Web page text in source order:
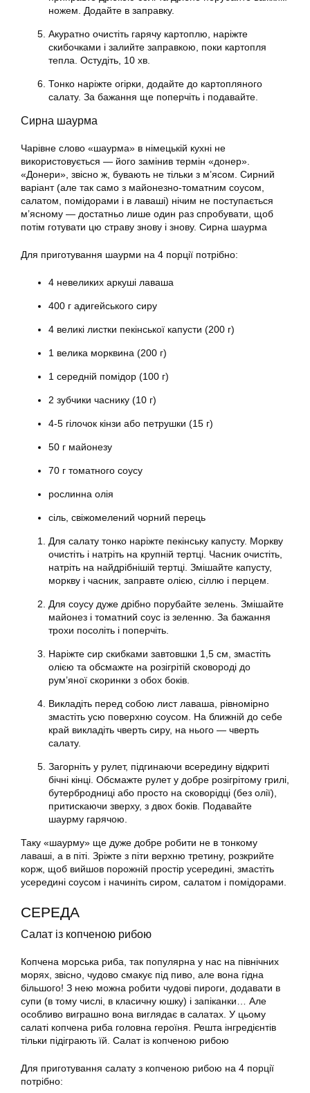
ножем. Додайте в заправку.
Акуратно очистіть гарячу картоплю, наріжте
скибочками і залийте заправкою, поки картопля
тепла. Остудіть, 10 хв.
Тонко наріжте огірки, додайте до картопляного
салату. За бажання ще поперчіть і подавайте.
Сирна шаурма
Чарівне слово «шаурма» в німецькій кухні не
використовується — його замінив термін «донер».
«Донери», звісно ж, бувають не тільки з м’ясом. Сирний
варіант (але так само з майонезно-томатним соусом,
салатом, помідорами і в лаваші) нічим не поступається
м’ясному — достатньо лише один раз спробувати, щоб
потім готувати цю страву знову і знову. Сирна шаурма
Для приготування шаурми на 4 порції потрібно:
4 невеликих аркуші лаваша
400 г адигейського сиру
4 великі листки пекінської капусти (200 г)
1 велика морквина (200 г)
1 середній помідор (100 г)
2 зубчики часнику (10 г)
4-5 гілочок кінзи або петрушки (15 г)
50 г майонезу
70 г томатного соусу
рослинна олія
сіль, свіжомелений чорний перець
Для салату тонко наріжте пекінську капусту. Моркву
очистіть і натріть на крупній тертці. Часник очистіть,
натріть на найдрібнішій тертці. Змішайте капусту,
моркву і часник, заправте олією, сіллю і перцем.
Для соусу дуже дрібно порубайте зелень. Змішайте
майонез і томатний соус із зеленню. За бажання
трохи посоліть і поперчіть.
Наріжте сир скибками завтовшки 1,5 см, змастіть
олією та обсмажте на розігрітій сковороді до
рум’яної скоринки з обох боків.
Викладіть перед собою лист лаваша, рівномірно
змастіть усю поверхню соусом. На ближній до себе
край викладіть чверть сиру, на нього — чверть
салату.
Загорніть у рулет, підгинаючи всередину відкриті
бічні кінці. Обсмажте рулет у добре розігрітому грилі,
бутербродниці або просто на сковорідці (без олії),
притискаючи зверху, з двох боків. Подавайте
шаурму гарячою.
Таку «шаурму» ще дуже добре робити не в тонкому
лаваші, а в піті. Зріжте з піти верхню третину, розкрийте
корж, щоб вийшов порожній простір усередині, змастіть
усередині соусом і начиніть сиром, салатом і помідорами.
СЕРЕДА
Салат із копченою рибою
Копчена морська риба, так популярна у нас на північних
морях, звісно, чудово смакує під пиво, але вона гідна
більшого! З нею можна робити чудові пироги, додавати в
супи (в тому числі, в класичну юшку) і запіканки… Але
особливо виграшно вона виглядає в салатах. У цьому
салаті копчена риба головна героїня. Решта інгредієнтів
тільки підіграють їй. Салат із копченою рибою
Для приготування салату з копченою рибою на 4 порції
потрібно: